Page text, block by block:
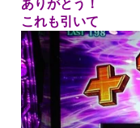
ありがとう！
これも引いて